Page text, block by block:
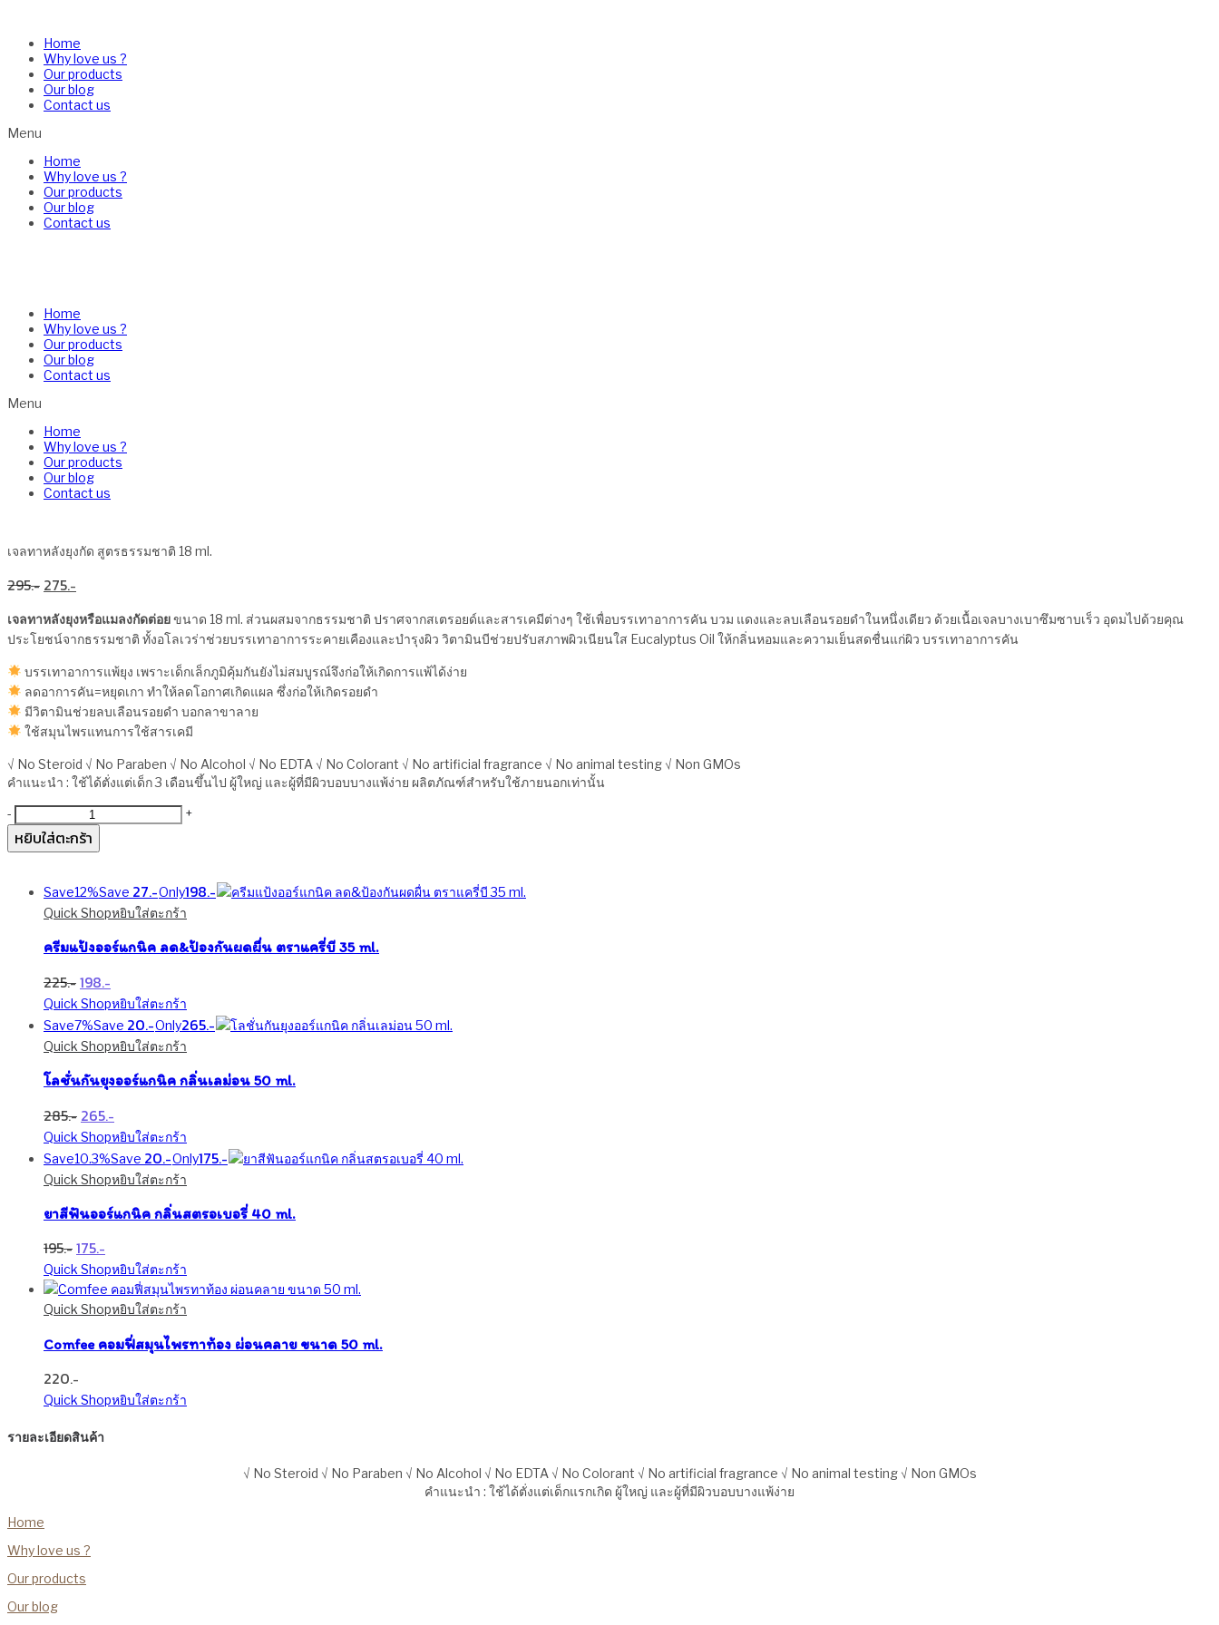
Home
Why love us ?
Our products
Our blog
Contact us
Menu
Home
Why love us ?
Our products
Our blog
Contact us
Home
Why love us ?
Our products
Our blog
Contact us
Menu
Home
Why love us ?
Our products
Our blog
Contact us
เจลทาหลังยุงกัด สูตรธรรมชาติ 18 ml.
295
Original
price
was:
295฿.
275
is:
275฿.
เจลทาหลังยุงหรือแมลงกัดต่อยขนาด 18 ml. ส่วนผสมจากธรรมชาติ ปราศจากสเตรอยด์และสารเคมีต่างๆ ใช้เพื่อบรรเทาอาการคัน บวม แดงและลบเลือนรอยดำในหนึ่งเดียว ด้วยเนื้อเจลบางเบาซึมซาบเร็ว อุดมไปด้วยคุณ
ประโยชน์จากธรรมชาติ ทั้งอโลเวร่าช่วยบรรเทาอาการระคายเคืองและบำรุงผิว วิตามินบีช่วยปรับสภาพผิวเนียนใส Eucalyptus Oil ให้กลิ่นหอมและความเย็นสดชื่นแก่ผิว บรรเทาอาการคัน
บรรเทาอาการแพ้ยุง เพราะเด็กเล็กภูมิคุ้มกันยังไม่สมบูรณ์จึงก่อให้เกิดการแพ้ได้ง่าย
ลดอาการคัน=หยุดเกา ทำให้ลดโอกาศเกิดแผล ซึ่งก่อให้เกิดรอยดำ
มีวิตามินช่วยลบเลือนรอยดำ บอกลาขาลาย
ใช้สมุนไพรแทนการใช้สารเคมี
√ No Steroid √ No Paraben √ No Alcohol √ No EDTA √ No Colorant √ No artificial fragrance √ No animal testing √ Non GMOs
คำแนะนำ : ใช้ได้ตั่งแต่เด็ก 3 เดือนขึ้นไป ผู้ใหญ่ และผู้ที่มีผิวบอบบางแพ้ง่าย ผลิตภัณฑ์สำหรับใช้ภายนอกเท่านั้น
-
เจล
ทา
ธรรมชาติ
+
หยิบใส่ตะกร้า
Save12%Save 27 Only198
Quick Shopหยิบใส่ตะกร้า
ครีมแป้งออร์แกนิค ลด&ป้องกันผดผื่น ตราแครี่บี 35 ml.
225
Original
price
was:
225฿.
198
price
is:
198฿.
Quick Shopหยิบใส่ตะกร้า
Save7%Save 20 Only265
Quick Shopหยิบใส่ตะกร้า
โลชั่นกันยุงออร์แกนิค กลิ่นเลม่อน 50 ml.
285
Original
price
was:
285฿.
265
price
is:
265฿.
Quick Shopหยิบใส่ตะกร้า
Save10.3%Save 20 Only175
Quick Shopหยิบใส่ตะกร้า
ยาสีฟันออร์แกนิค กลิ่นสตรอเบอรี่ 40 ml.
195
Original
price
was:
195฿.
175
is:
175฿.
Quick Shopหยิบใส่ตะกร้า
Quick Shopหยิบใส่ตะกร้า
Comfee คอมฟี่สมุนไพรทาท้อง ผ่อนคลาย ขนาด 50 ml.
220
Quick Shopหยิบใส่ตะกร้า
รายละเอียดสินค้า
√ No Steroid √ No Paraben √ No Alcohol √ No EDTA √ No Colorant √ No artificial fragrance √ No animal testing √ Non GMOs
คำแนะนำ : ใช้ได้ตั่งแต่เด็กแรกเกิด ผู้ใหญ่ และผู้ที่มีผิวบอบบางแพ้ง่าย
Home
Why love us ?
Our products
Our blog